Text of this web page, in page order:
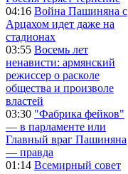
04:16 Война Пашиняна с
Арцахом идет даже на
стадионах
03:55 Восемь лет
ненависти: армянский
режиссер о расколе
общества и произволе
властей
03:30 "Фабрика фейков"
— в парламенте или
Главный враг Пашиняна
— правда
01:14 Всемирный совет